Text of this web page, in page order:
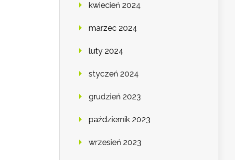
kwiecień 2024
marzec 2024
luty 2024
styczeń 2024
grudzień 2023
październik 2023
wrzesień 2023